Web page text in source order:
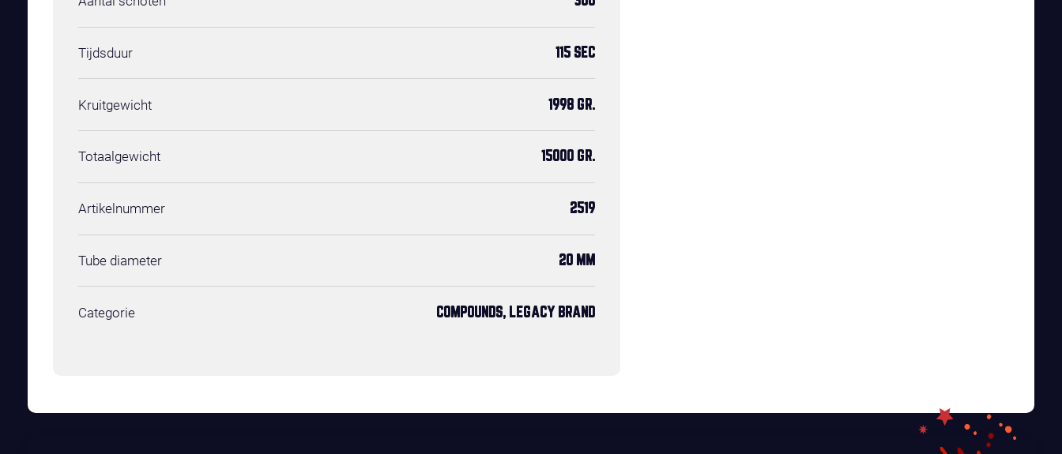
Tijdsduur 115 SEC
Kruitgewicht 1998 GR.
Totaalgewicht 15000 GR.
Artikelnummer 2519
Tube diameter 20 MM
Categorie COMPOUNDS, LEGACY BRAND